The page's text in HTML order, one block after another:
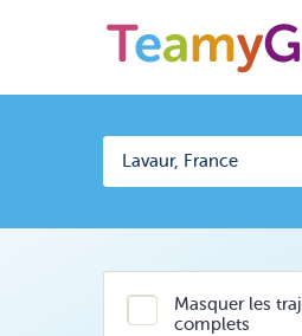
Masquer les
complets